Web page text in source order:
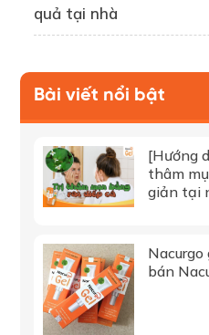
quả tại nhà
Bài viết nổi bật
[Hướng
thâm
giản tại
bán